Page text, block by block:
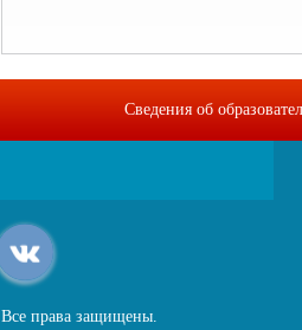
Сведения об
Все права защищены.